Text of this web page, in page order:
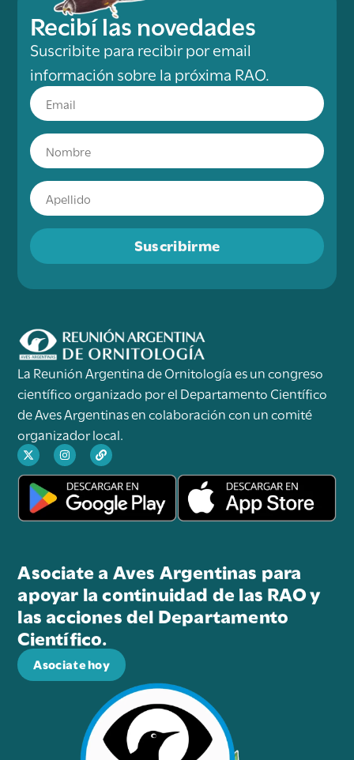
Recibí las novedades
Suscribite para recibir por email
información sobre la próxima RAO.
Suscribirme
La Reunión Argentina de Ornitología es un congreso
científico organizado por el Departamento Científico
de Aves Argentinas en colaboración con un comité
organizador local.
Asociate a Aves Argentinas para
apoyar la continuidad de las RAO y
las acciones del Departamento
Científico.
Asociate hoy